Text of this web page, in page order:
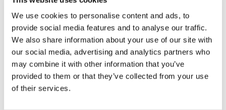
We use cookies to personalise content and ads, to
provide social media features and to analyse our traffic.
We also share information about your use of our site with
our social media, advertising and analytics partners who
may combine it with other information that you’ve
provided to them or that they’ve collected from your use
of their services.
Autres marques
Leather BE